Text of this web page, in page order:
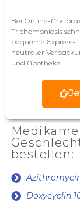
Bei Online-
Trichomoniasis
bequeme
neutraler
und Apotheke
bestellen:
Doxycyclin